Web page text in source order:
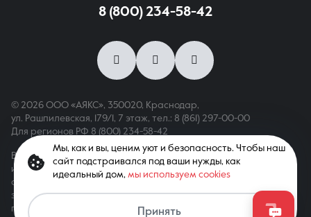
8 (800) 234-58-42
© 2026 ООО «АЯКС», 350020, Краснодар,
ул. Рашпилевская, 179/1, 7 этаж, тел.: 8 (861) 297-00-00
Для регионов РФ 8 (800) 234-58-42
Вся информация, опубликованная на сайте, носит только
информационный характер и не является публичной офертой,
определяемой положениями ст. 437 ГК РФ. Все права
защищены. При копировании материалов с сайта
гиперссылка обязательна
Мы, как и вы, ценим уют и безопасность. Чтобы наш
сайт подстраивался под ваши нужды, как
идеальный дом, мы используем cookies
Принять